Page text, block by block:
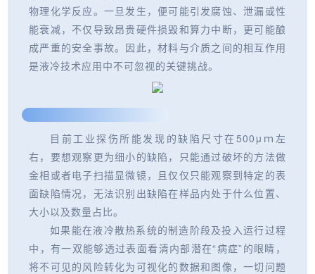
物理化学反应。一旦发生，便可能引发腐蚀、泄漏或性
能衰减，不仅导致昂贵硬件损毁和算力中断，更可能酿
成严重的安全事故。因此，材料与介质之间的相互作用
是液冷技术应用中不可忽视的关键挑战。
目前工业探伤所能发现的缺陷尺寸在500μｍ左
右，要想观察更为细小的缺陷，只能通过破坏的方法做
金相或者电子扫描显微镜，且仅仅只能观察到特定的表
面缺陷情况，无法识别出缺陷在样品内处于什么位置、
大小以及数量占比。
如果能在液冷散热系统的制造阶段及投入运行过程
中，有一双能够透过表面看清内部潜在“病症”的眼睛，
将不可见的风险转化为可视化的数据和图像，一切问题